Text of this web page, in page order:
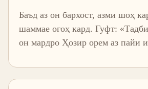
Баъд аз он бархост, азми шоҳ
шаммае огоҳ кард. Гуфт:
он мардро Ҳозир орем аз пайи